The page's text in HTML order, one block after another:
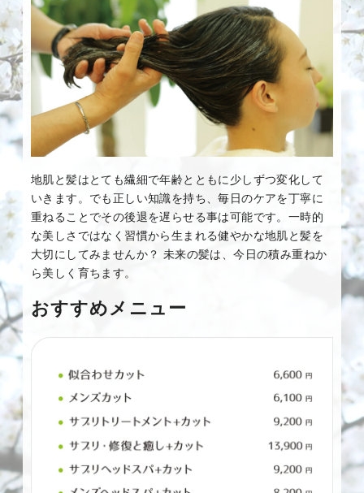
地肌と髪はとても繊細で年齢とともに少しずつ変化して
いきます。でも正しい知識を持ち、毎日のケアを丁寧に
重ねることでその後退を遅らせる事は可能です。一時的
な美しさではなく習慣から生まれる健やかな地肌と髪を
大切にしてみませんか？ 未来の髪は、今日の積み重ねか
ら美しく育ちます。
おすすめメニュー